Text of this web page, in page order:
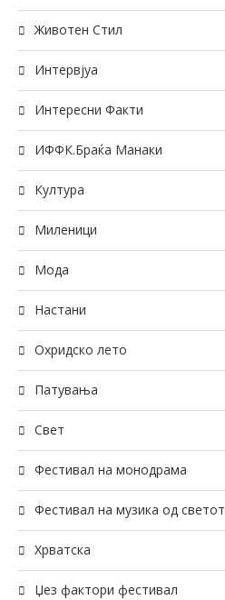
Животен Стил
Интервјуа
Интересни Факти
ИФФК.Браќа Манаки
Култура
Миленици
Мода
Настани
Охридско лето
Патувања
Свет
Фестивал на монодрама
Фестивал на музика од светот
Хрватска
Џез фактори фестивал